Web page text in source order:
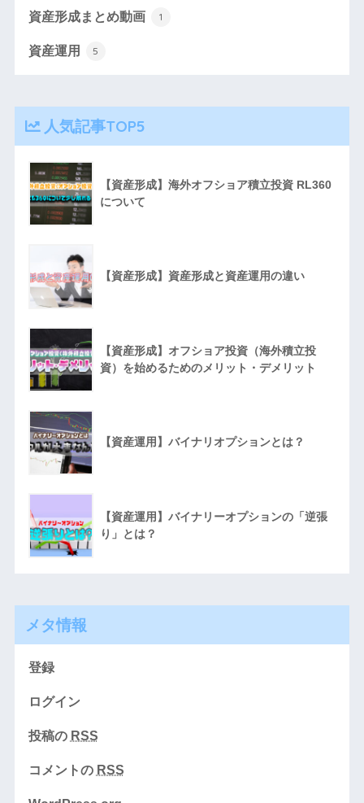
資産形成まとめ動画 1
資産運用 5
人気記事TOP5
【資産形成】海外オフショア積立投資 RL360
について
【資産形成】資産形成と資産運用の違い
【資産形成】オフショア投資（海外積立投
資）を始めるためのメリット・デメリット
【資産運用】バイナリオプションとは？
【資産運用】バイナリーオプションの「逆張
り」とは？
メタ情報
登録
ログイン
投稿の RSS
コメントの RSS